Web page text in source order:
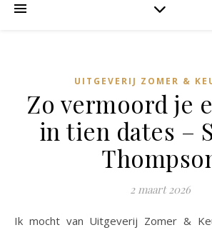
UITGEVERIJ ZOMER &
Zo vermoord je
in tien dates –
2 maart 2026
Ik mocht van Uitgeverij Zomer & Keuning deze roman